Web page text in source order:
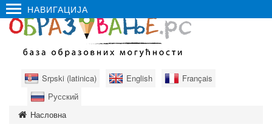
НАВИГАЦИЈА
Srpski (latinica) English
Français
Русский
Насловна